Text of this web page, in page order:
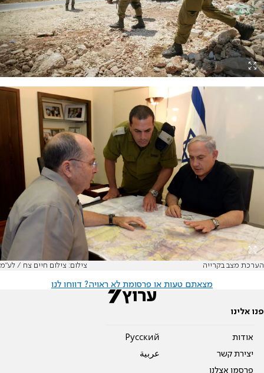
הערכת מצב בקרייה צילום: צילום חיים צח / לע"מ
מצאתם טעות או פרסומת לא ראויה? דווחו לנו
פנו אלינו
אודות
יצירת קשר
פרסמו אצלנו
Pусский
عربية